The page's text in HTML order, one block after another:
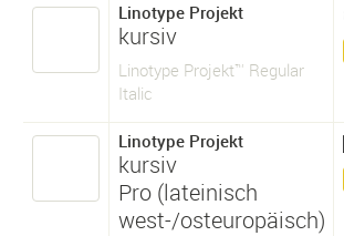
Linotype Projekt
kursiv
Linotype Projekt™ Regular
Italic
Linotype Projekt
kursiv
Pro (lateinisch
west-/osteuropäisch)